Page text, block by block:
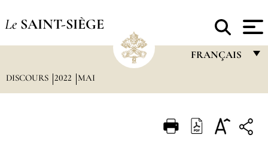
Le SAINT-SIÈGE
FRANÇAIS
ITALIANO
DISCOURS 2022 MAI